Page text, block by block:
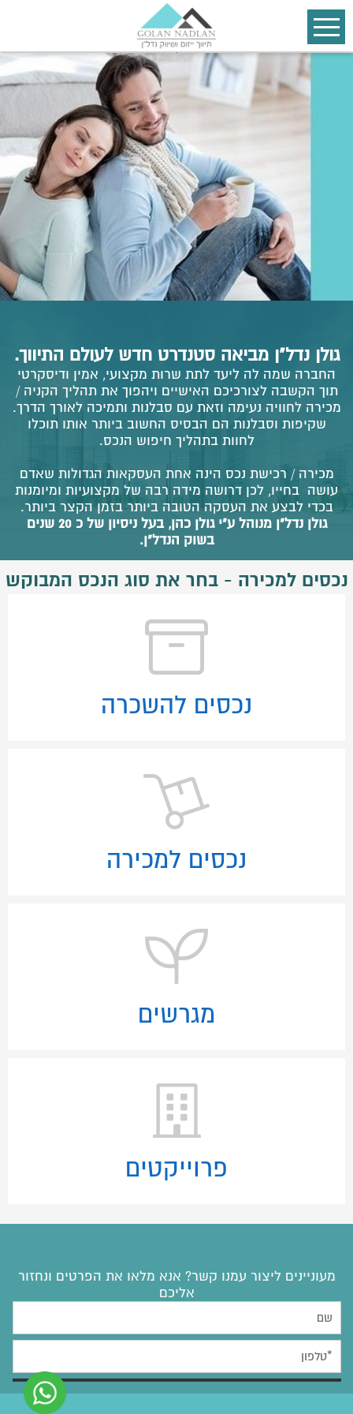
גולן נדל"ן מביאה סטנדרט חדש לעולם התיווך.
החברה שמה לה ליעד לתת שרות מקצועי, אמין ודיסקרטי
תוך הקשבה לצורכיכם האישיים ויהפוך את תהליך הקניה /
מכירה לחוויה נעימה וזאת עם סבלנות ותמיכה לאורך הדרך.
שקיפות וסבלנות הם הבסיס החשוב ביותר אותו תוכלו
לחוות בתהליך חיפוש הנכס.
מכירה / רכישת נכס הינה אחת העסקאות הגדולות שאדם
עושה בחייו, לכן דרושה מידה רבה של מקצועיות ומיומנות
בכדי לבצע את העסקה הטובה ביותר בזמן הקצר ביותר.
גולן נדל"ן מנוהל ע"י גולן כהן, בעל ניסיון של כ 20 שנים
בשוק הנדל"ן.
נכסים למכירה - בחר את סוג הנכס המבוקש
נכסים להשכרה
נכסים למכירה
מגרשים
פרוייקטים
מעוניינים ליצור עמנו קשר? אנא מלאו את הפרטים ונחזור
אליכם